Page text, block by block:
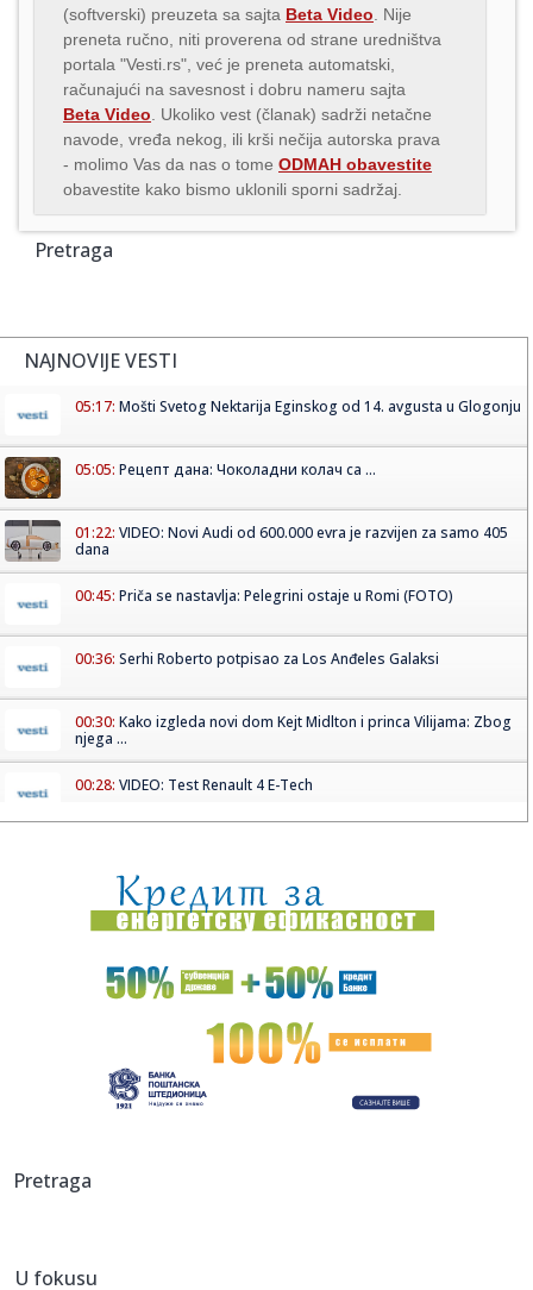
(softverski) preuzeta sa sajta Beta Video . Nije
preneta ručno, niti proverena od strane uredništva
portala "Vesti.rs", već je preneta automatski,
računajući na savesnost i dobru nameru sajta
Beta Video . Ukoliko vest (članak) sadrži netačne
navode, vređa nekog, ili krši nečija autorska prava
- molimo Vas da nas o tome ODMAH obavestite
obavestite kako bismo uklonili sporni sadržaj.
Pretraga
NAJNOVIJE VESTI
05:17: Mošti Svetog Nektarija Eginskog od 14. avgusta u Glogonju
05:05: Рецепт дана: Чоколадни колач са ...
01:22: VIDEO: Novi Audi od 600.000 evra je razvijen za samo 405
dana
00:45: Priča se nastavlja: Pelegrini ostaje u Romi (FOTO)
00:36: Serhi Roberto potpisao za Los Anđeles Galaksi
00:30: Kako izgleda novi dom Kejt Midlton i princa Vilijama: Zbog
njega ...
00:28: VIDEO: Test Renault 4 E-Tech
00:24:Džeko u centru spektakla: Šalke okupio više hiljada navijača
00:24:Bez golova u Hercegovini: Široki i Sloga, Sarajevo i Radnik
remi...
Đura Đ. Trajković br. 26: Plejlista za sivu zonu (Fontaines
00:17:Velika akcija tokom noći i ranog jutra u Beogradu: Ekipe
Pretraga
U fokusu